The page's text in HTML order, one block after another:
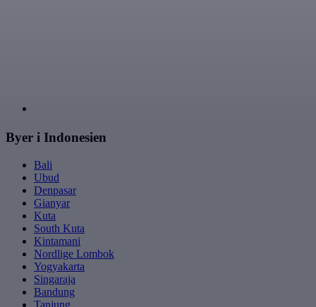
Byer i Indonesien
Bali
Ubud
Denpasar
Gianyar
Kuta
South Kuta
Kintamani
Nordlige Lombok
Yogyakarta
Singaraja
Bandung